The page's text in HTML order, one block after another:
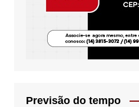
Previsão do tempo